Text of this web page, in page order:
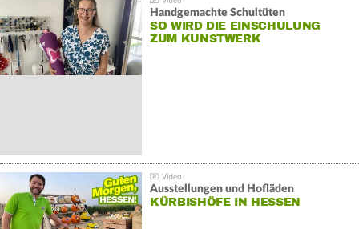
Handgemachte Schultüten
SO WIRD DIE EINSCHULUNG
ZUM KUNSTWERK
Ausstellungen und Hofläden
KÜRBISHÖFE IN HESSEN